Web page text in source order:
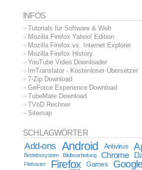
INFOS
Tutorials für Software & Web
Mozilla Firefox Yahoo! Edition
Mozilla Firefox vs. Internet Explorer
Mozilla Firefox History
YouTube Video Downloader
ImTranslator - Kostenloser Übersetzer
7-Zip Download
GeForce Experience Download
TubeMate Download
TVöD Rechner
Sitemap
SCHLAGWÖRTER
Add-ons Android Antivirus
Betriebssystem
Bildbearbeitung Chrome
Filehoster Firefox Games